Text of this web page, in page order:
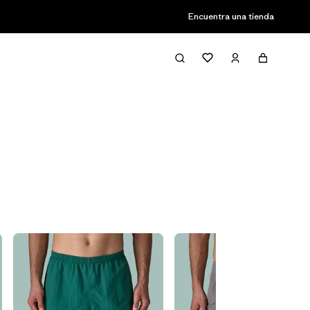
Encuentra una tienda
Filter & Sort